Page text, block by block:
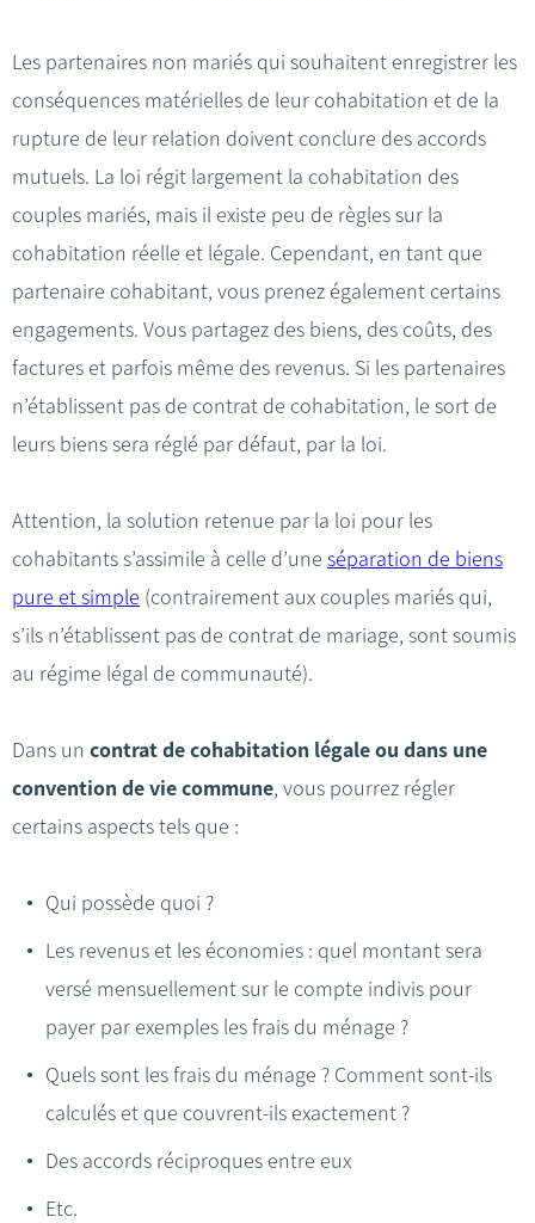
Les partenaires non mariés qui souhaitent enregistrer les
conséquences matérielles de leur cohabitation et de la
rupture de leur relation doivent conclure des accords
mutuels. La loi régit largement la cohabitation des
couples mariés, mais il existe peu de règles sur la
cohabitation réelle et légale. Cependant, en tant que
partenaire cohabitant, vous prenez également certains
engagements. Vous partagez des biens, des coûts, des
factures et parfois même des revenus. Si les partenaires
n’établissent pas de contrat de cohabitation, le sort de
leurs biens sera réglé par défaut, par la loi.
Attention, la solution retenue par la loi pour les
cohabitants s’assimile à celle d’une séparation de biens
pure et simple (contrairement aux couples mariés qui,
s’ils n’établissent pas de contrat de mariage, sont soumis
au régime légal de communauté).
Dans un contrat de cohabitation légaleou dans une
convention de vie commune, vous pourrez régler
certains aspects tels que :
Qui possède quoi ?
Les revenus et les économies : quel montant sera
versé mensuellement sur le compte indivis pour
payer par exemples les frais du ménage ?
Quels sont les frais du ménage ? Comment sont-ils
calculés et que couvrent-ils exactement ?
Des accords réciproques entre eux
Etc.